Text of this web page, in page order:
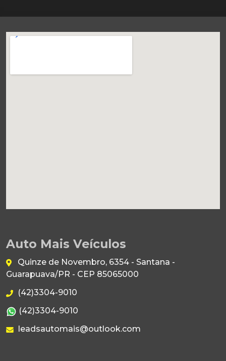
Auto Mais Veículos
Quinze de Novembro, 6354 - Santana -
Guarapuava/PR - CEP 85065000
(42)3304-9010
(42)3304-9010
leadsautomais@outlook.com